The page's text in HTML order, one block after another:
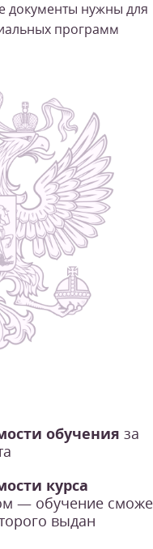
документы нужны для
программ
обучения за
курса
— обучение
выдан